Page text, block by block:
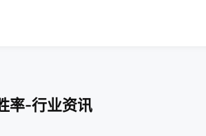
率-行业资讯